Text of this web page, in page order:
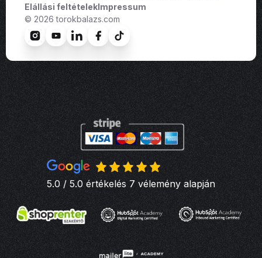
Elállási feltételekImpressum
© 2026 torokbalazs.com
5.0 / 5.0 értékelés 7 vélemény alapján